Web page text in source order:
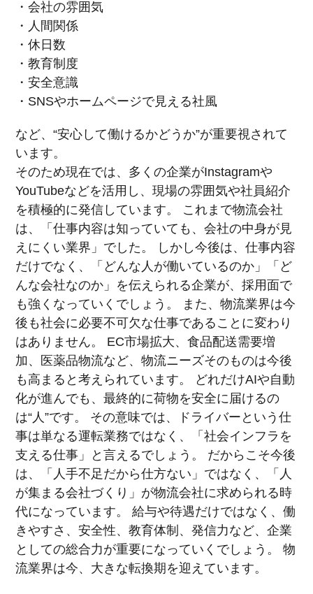
・会社の雰囲気
・人間関係
・休日数
・教育制度
・安全意識
・SNSやホームページで見える社風
など、“安心して働けるかどうか”が重要視されて
います。
そのため現在では、多くの企業がInstagramや
YouTubeなどを活用し、現場の雰囲気や社員紹介
を積極的に発信しています。 これまで物流会社
は、「仕事内容は知っていても、会社の中身が見
えにくい業界」でした。 しかし今後は、仕事内容
だけでなく、「どんな人が働いているのか」「ど
んな会社なのか」を伝えられる企業が、採用面で
も強くなっていくでしょう。 また、物流業界は今
後も社会に必要不可欠な仕事であることに変わり
はありません。 EC市場拡大、食品配送需要増
加、医薬品物流など、物流ニーズそのものは今後
も高まると考えられています。 どれだけAIや自動
化が進んでも、最終的に荷物を安全に届けるの
は“人”です。 その意味では、ドライバーという仕
事は単なる運転業務ではなく、「社会インフラを
支える仕事」と言えるでしょう。 だからこそ今後
は、「人手不足だから仕方ない」ではなく、「人
が集まる会社づくり」が物流会社に求められる時
代になっています。 給与や待遇だけではなく、働
きやすさ、安全性、教育体制、発信力など、企業
としての総合力が重要になっていくでしょう。 物
流業界は今、大きな転換期を迎えています。